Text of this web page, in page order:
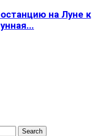
на Луне к
Search